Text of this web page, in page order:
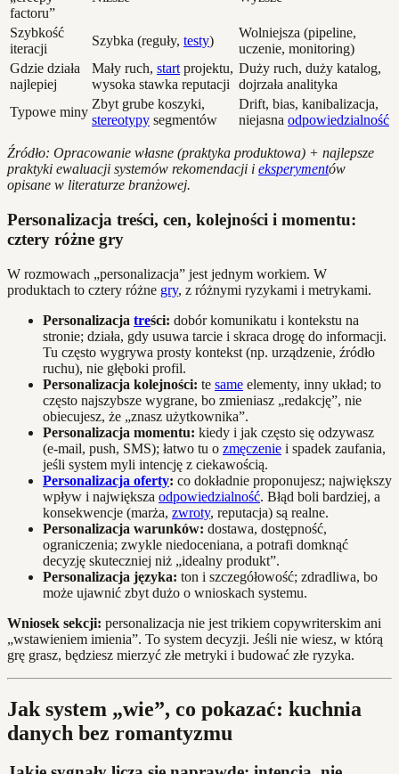
factoru”
Szybkość
iteracji
Szybka (reguły, testy)
Wolniejsza (pipeline,
uczenie, monitoring)
Gdzie działa
najlepiej
Mały ruch, start projektu,
wysoka stawka reputacji
Duży ruch, duży katalog,
dojrzała analityka
Typowe miny
Zbyt grube koszyki,
stereotypy segmentów
Drift, bias, kanibalizacja,
niejasna odpowiedzialność
Źródło: Opracowanie własne (praktyka produktowa) + najlepsze
praktyki ewaluacji systemów rekomendacji i eksperymentów
opisane w literaturze branżowej.
Personalizacja treści, cen, kolejności i momentu:
cztery różne gry
W rozmowach „personalizacja” jest jednym workiem. W
produktach to cztery różne gry, z różnymi ryzykami i metrykami.
Personalizacja treści: dobór komunikatu i kontekstu na
stronie; działa, gdy usuwa tarcie i skraca drogę do informacji.
Tu często wygrywa prosty kontekst (np. urządzenie, źródło
ruchu), nie głęboki profil.
Personalizacja kolejności: te same elementy, inny układ; to
często najszybsze wygrane, bo zmieniasz „redakcję”, nie
obiecujesz, że „znasz użytkownika”.
Personalizacja momentu: kiedy i jak często się odzywasz
(e-mail, push, SMS); łatwo tu o zmęczenie i spadek zaufania,
jeśli system myli intencję z ciekawością.
Personalizacja oferty: co dokładnie proponujesz; największy
wpływ i największa odpowiedzialność. Błąd boli bardziej, a
konsekwencje (marża, zwroty, reputacja) są realne.
Personalizacja warunków: dostawa, dostępność,
ograniczenia; zwykle niedoceniana, a potrafi domknąć
decyzję skuteczniej niż „idealny produkt”.
Personalizacja języka: ton i szczegółowość; zdradliwa, bo
może ujawnić zbyt dużo o wnioskach systemu.
Wniosek sekcji: personalizacja nie jest trikiem copywriterskim ani
„wstawieniem imienia”. To system decyzji. Jeśli nie wiesz, w którą
grę grasz, będziesz mierzyć złe metryki i budować złe ryzyka.
Jak system „wie”, co pokazać: kuchnia
danych bez romantyzmu